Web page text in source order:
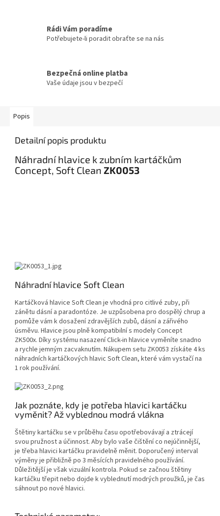
Rádi Vám poradíme
Potřebujete-li poradit obraťte se na nás
Bezpečná online platba
Vaše údaje jsou v bezpečí
Popis
Detailní popis produktu
Náhradní hlavice k zubním kartáčkům
Concept, Soft Clean ZK0053
Náhradní hlavice Soft Clean
Kartáčková hlavice Soft Clean je vhodná pro citlivé zuby, při
zánětu dásní a paradontóze. Je uzpůsobena pro dospělý chrup a
pomůže vám k dosažení zdravějších zubů, dásní a zářivého
úsměvu. Hlavice jsou plně kompatibilní s modely Concept
ZK500x. Díky systému nasazení Click-in hlavice vyměníte snadno
a rychle jemným zacvaknutím. Nákupem setu ZK0053 získáte 4 ks
náhradních kartáčkových hlavic Soft Clean, které vám vystačí na
1 rok používání.
Jak poznáte, kdy je potřeba hlavici kartáčku
vyměnit? Až vyblednou modrá vlákna
Štětiny kartáčku se v průběhu času opotřebovávají a ztrácejí
svou pružnost a účinnost. Aby bylo vaše čištění co nejúčinnější,
je třeba hlavici kartáčku pravidelně měnit. Doporučený interval
výměny je přibližně po 3 měsících pravidelného používání.
Důležitější je však vizuální kontrola. Pokud se začnou štětiny
kartáčku třepit nebo dojde k vyblednutí modrých proužků, je čas
sáhnout po nové hlavici.